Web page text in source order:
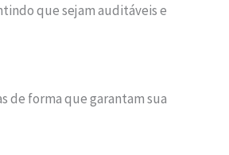
que sejam auditáveis e
de forma que garantam sua